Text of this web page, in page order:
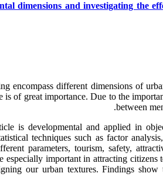
dimensions and investigating the
encompass different dimensions of
is of great importance. Due to the
between
is developmental and applied in
techniques such as factor
parameters, tourism, safety,
especially important in attracting
our urban textures. Findings